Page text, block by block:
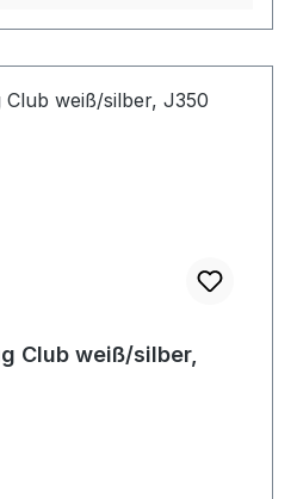
Club weiß/silber,